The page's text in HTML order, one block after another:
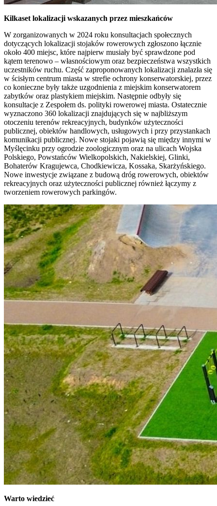
Kilkaset lokalizacji wskazanych przez mieszkańców
W zorganizowanych w 2024 roku konsultacjach społecznych
dotyczących lokalizacji stojaków rowerowych zgłoszono łącznie
około 400 miejsc, które najpierw musiały być sprawdzone pod
kątem terenowo – własnościowym oraz bezpieczeństwa wszystkich
uczestników ruchu. Część zaproponowanych lokalizacji znalazła się
w ścisłym centrum miasta w strefie ochrony konserwatorskiej, przez
co konieczne były także uzgodnienia z miejskim konserwatorem
zabytków oraz plastykiem miejskim. Następnie odbyły się
konsultacje z Zespołem ds. polityki rowerowej miasta. Ostatecznie
wyznaczono 360 lokalizacji znajdujących się w najbliższym
otoczeniu terenów rekreacyjnych, budynków użyteczności
publicznej, obiektów handlowych, usługowych i przy przystankach
komunikacji publicznej. Nowe stojaki pojawią się między innymi w
Myślęcinku przy ogrodzie zoologicznym oraz na ulicach Wojska
Polskiego, Powstańców Wielkopolskich, Nakielskiej, Glinki,
Bohaterów Kragujewca, Chodkiewicza, Kossaka, Skarżyńskiego.
Nowe inwestycje związane z budową dróg rowerowych, obiektów
rekreacyjnych oraz użyteczności publicznej również łączymy z
tworzeniem rowerowych parkingów.
Warto wiedzieć